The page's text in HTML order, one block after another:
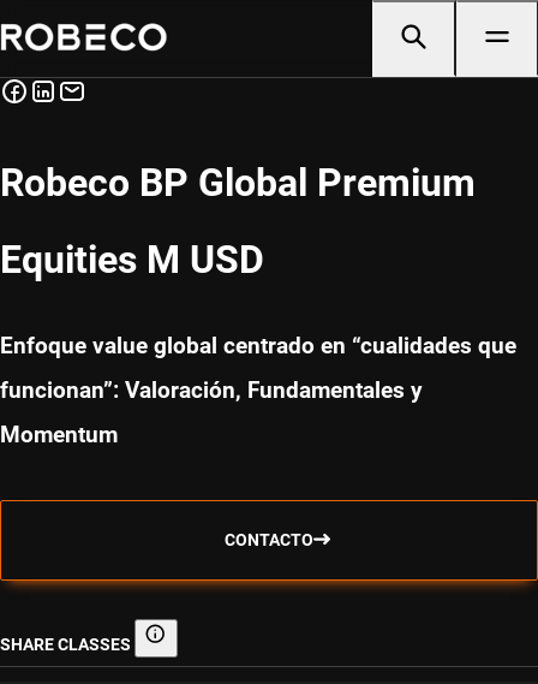
Robeco BP Global Premium
Equities M USD
Enfoque value global centrado en “cualidades que
funcionan”: Valoración, Fundamentales y
Momentum
CONTACTO
SHARE CLASSES Share classes